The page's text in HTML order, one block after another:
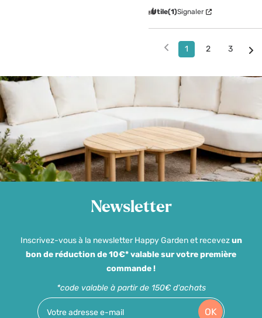
Utile(1)Signaler
1 2 3
Newsletter
Inscrivez-vous à la newsletter Happy Garden et recevezun
bon de réduction de 10€* valable sur votre première
commande !
*code valable à partir de 150€ d'achats
OK